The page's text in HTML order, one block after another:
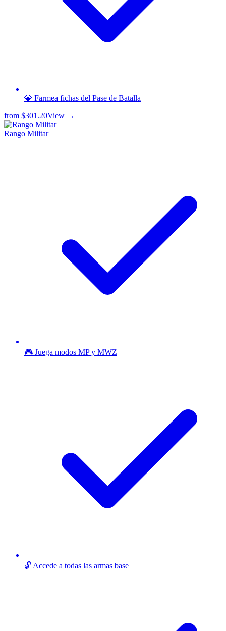
💎 Farmea fichas del Pase de Batalla
from $301.20View →
Rango Militar
🎮 Juega modos MP y MWZ
🔓 Accede a todas las armas base